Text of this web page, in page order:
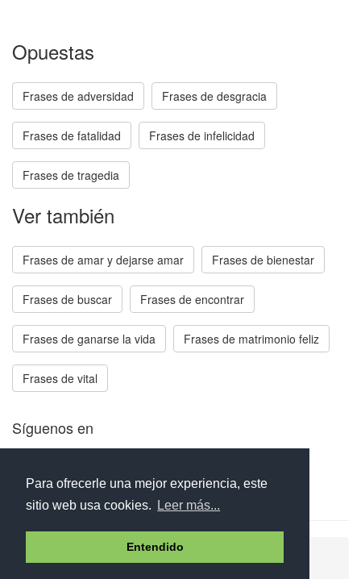
Para ofrecerle una mejor experiencia, este
sitio web usa cookies.
Leer más...
Entendido
Opuestas
Frases de adversidad Frases de desgracia
Frases de fatalidad Frases de infelicidad
Frases de tragedia
Ver también
Frases de amar y dejarse amar Frases de bienestar
Frases de buscar Frases de encontrar
Frases de ganarse la vida Frases de matrimonio feliz
Frases de vital
Síguenos en
Aviso legal